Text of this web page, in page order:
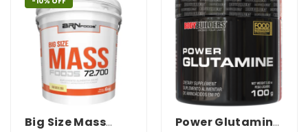
Big Size Mass
Power Glutamine